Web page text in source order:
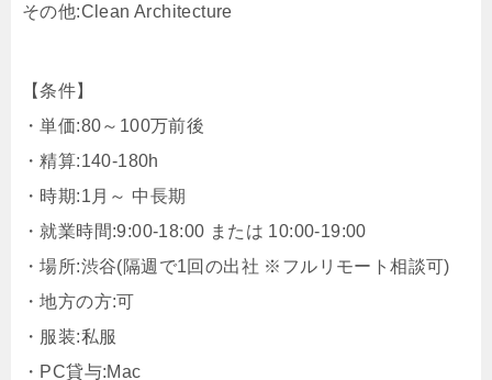
その他:Clean Architecture
【条件】
・単価:80～100万前後
・精算:140-180h
・時期:1月～ 中長期
・就業時間:9:00-18:00 または 10:00-19:00
・場所:渋谷(隔週で1回の出社 ※フルリモート相談可)
・地方の方:可
・服装:私服
・PC貸与:Mac